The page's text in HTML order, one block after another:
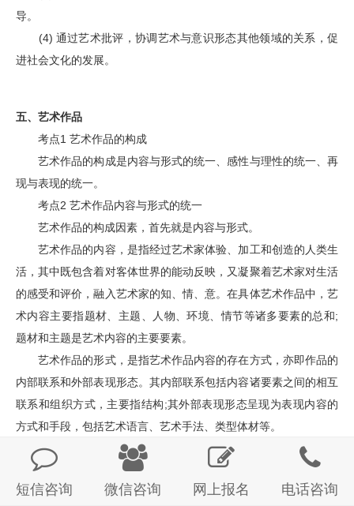
导。
(4) 通过艺术批评，协调艺术与意识形态其他领域的关系，促
进社会文化的发展。
五、 艺术作品
考点1 艺术作品的构成
艺术作品的构成是内容与形式的统一、感性与理性的统一、再
现与表现的统一。
考点2 艺术作品内容与形式的统一
艺术作品的构成因素，首先就是内容与形式。
艺术作品的内容，是指经过艺术家体验、加工和创造的人类生
活，其中既包含着对客体世界的能动反映，又凝聚着艺术家对生活
的感受和评价，融入艺术家的知、情、意。在具体艺术作品中，艺
术内容主要指题材、主题、人物、环境、情节等诸多要素的总和;
题材和主题是艺术内容的主要要素。
艺术作品的形式，是指艺术作品内容的存在方式，亦即作品的
内部联系和外部表现形态。其内部联系包括内容诸要素之间的相互
联系和组织方式，主要指结构;其外部表现形态呈现为表现内容的
方式和手段，包括艺术语言、艺术手法、类型体材等。
艺术作品的内容和形式是不可分割的有机体。内容与形式的和
谐统一才能充分体现艺术的魅力。一方面，内容起主导作用，它决
定和制约着形式;另一方面，形式又具有相对独立性，它不但直接
短信咨询 微信咨询 网上报名 电话咨询